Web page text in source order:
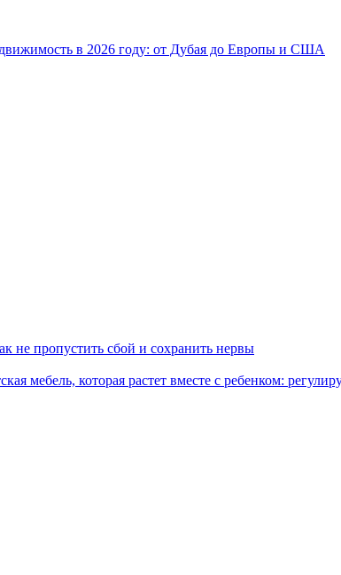
в 2026 году: от Дубая до Европы и США
не пропустить сбой и сохранить нервы
мебель, которая растет вместе с ребенком: